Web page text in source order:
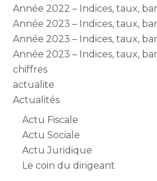
Année 2022 – Indices, taux,
Année 2023 – Indices, taux,
Année 2023 – Indices, taux,
Année 2023 – Indices, taux,
chiffres
actualite
Actualités
Actu Fiscale
Actu Sociale
Actu Juridique
Le coin du dirigeant